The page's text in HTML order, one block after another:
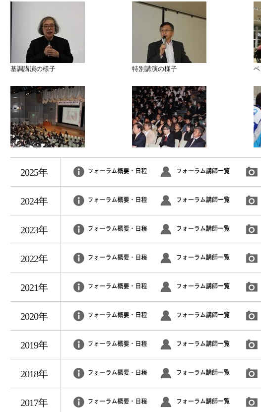
基調講演の様子 特別講演の様子
2025年
2024年
2023年
2022年
2021年
2020年
2019年
2018年
2017年